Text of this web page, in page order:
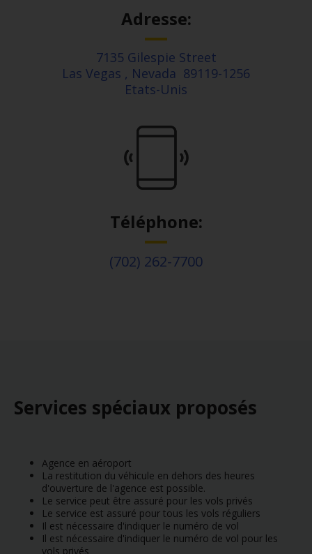
Adresse:
7135 Gilespie Street
Las Vegas , Nevada 89119-1256
Etats-Unis
Téléphone:
(702) 262-7700
Services spéciaux proposés
Agence en aéroport
La restitution du véhicule en dehors des heures
d'ouverture de l'agence est possible.
Le service peut être assuré pour les vols privés
Le service est assuré pour tous les vols réguliers
Il est nécessaire d'indiquer le numéro de vol
Il est nécessaire d'indiquer le numéro de vol pour les
vols privés